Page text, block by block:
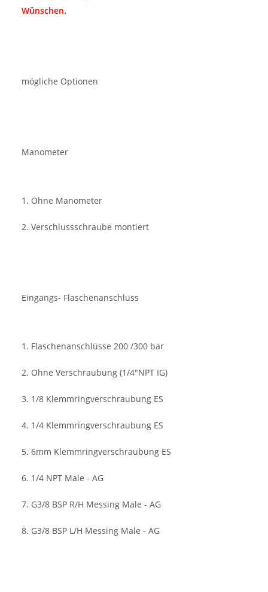
Wünschen.
mögliche Optionen
Manometer
1. Ohne Manometer
2. Verschlussschraube montiert
Eingangs- Flaschenanschluss
1. Flaschenanschlüsse 200 /300 bar
2. Ohne Verschraubung (1/4"NPT IG)
3. 1/8 Klemmringverschraubung ES
4. 1/4 Klemmringverschraubung ES
5. 6mm Klemmringverschraubung ES
6. 1/4 NPT Male - AG
7. G3/8 BSP R/H Messing Male - AG
8. G3/8 BSP L/H Messing Male - AG